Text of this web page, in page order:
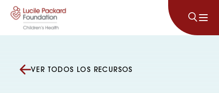
Saltar al contenido
VER TODOS LOS RECURSOS